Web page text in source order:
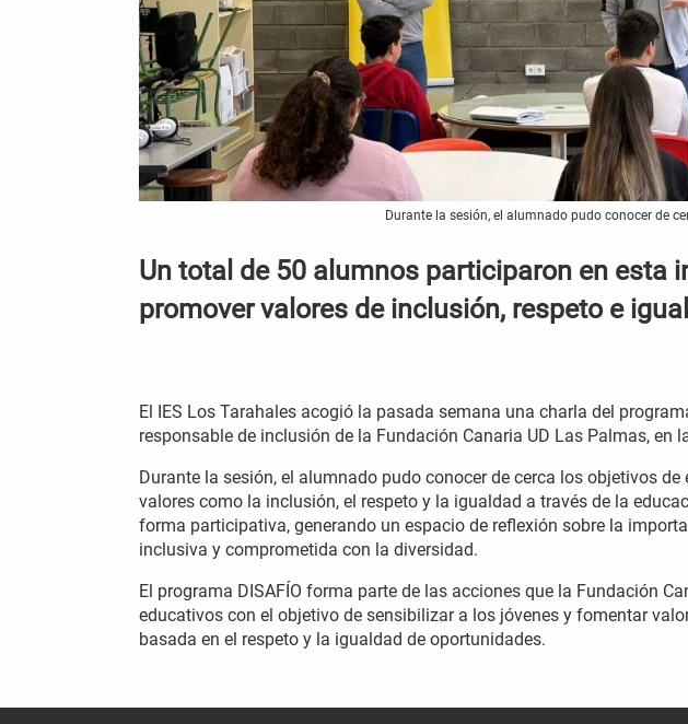
Durante la sesión, el alumnado pudo conocer de
Un total de 50 alumnos participaron en esta
promover valores de inclusión, respeto e
El IES Los Tarahales acogió la pasada semana una charla del
responsable de inclusión de la Fundación Canaria UD Las Palmas, en
Durante la sesión, el alumnado pudo conocer de cerca los objetivos
valores como la inclusión, el respeto y la igualdad a través de la
forma participativa, generando un espacio de reflexión sobre la
inclusiva y comprometida con la diversidad.
El programa DISAFÍO forma parte de las acciones que la Fundación
educativos con el objetivo de sensibilizar a los jóvenes y fomentar
basada en el respeto y la igualdad de oportunidades.